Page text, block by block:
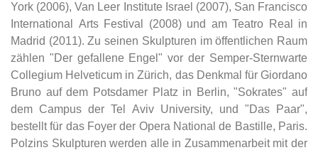
York (2006), Van Leer Institute Israel (2007), San Francisco
International Arts Festival (2008) und am Teatro Real in
Madrid (2011). Zu seinen Skulpturen im öffentlichen Raum
zählen "Der gefallene Engel" vor der Semper-Sternwarte
Collegium Helveticum in Zürich, das Denkmal für Giordano
Bruno auf dem Potsdamer Platz in Berlin, "Sokrates" auf
dem Campus der Tel Aviv University, und "Das Paar",
bestellt für das Foyer der Opera National de Bastille, Paris.
Polzins Skulpturen werden alle in Zusammenarbeit mit der